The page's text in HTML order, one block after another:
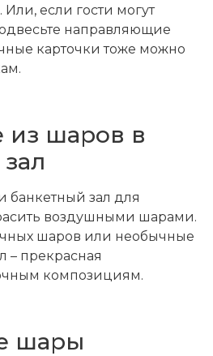
если гости могут
направляющие
карточки тоже можно
из шаров в
банкетный зал для
воздушными шарами.
шаров или необычные
– прекрасная
композициям.
шары